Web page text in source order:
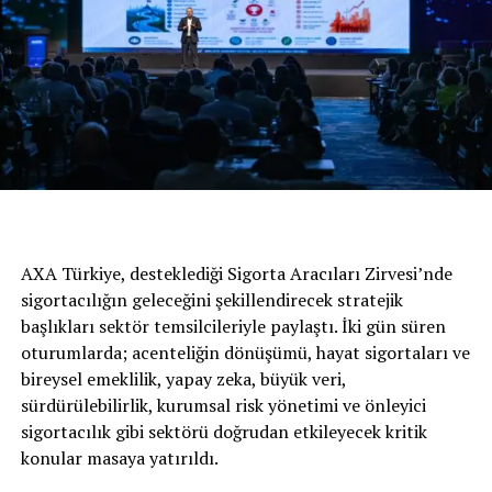
Garage Genel Koordinatörü Cihan Emre, artık
kozmetik parçaların kolaylıkla boyandığına ya da
kaplandığına dikkat çekti. Özünde yüksek kilometreli,
fakat kilometresi düşürülmüş bazı araçların iyi bir
şekilde revize edildiğini ve hayrete düşürdüğünü söyleyen
Emre, kesinlikle TRAMER sorgulaması yapılması
gerektiğini dile getirdi ve ekledi: “Web sitemiz
pilotgarage.com’daki kilometre hesaplama uygulaması
“Araç beyni (ECU) gerçekleri ortaya
çıkarıyor”
Kilometre sayacı, ABS beyni gibi noktalardan
kilometrenin düşürüldüğünü ya da doğru kilometrenin
okunmasının önüne geçildiğini belirten Pilot Garage
Genel Koordinatörü Cihan Emre, birçok oto ekspertiz
noktasında kullanılan OBD cihazlarının yetersiz diagnoz
AXA Türkiye, desteklediği Sigorta Aracıları Zirvesi’nde
sigortacılığın geleceğini şekillendirecek stratejik
başlıkları sektör temsilcileriyle paylaştı. İki gün süren
oturumlarda; acenteliğin dönüşümü, hayat sigortaları ve
bireysel emeklilik, yapay zeka, büyük veri,
sürdürülebilirlik, kurumsal risk yönetimi ve önleyici
sigortacılık gibi sektörü doğrudan etkileyecek kritik
konular masaya yatırıldı.